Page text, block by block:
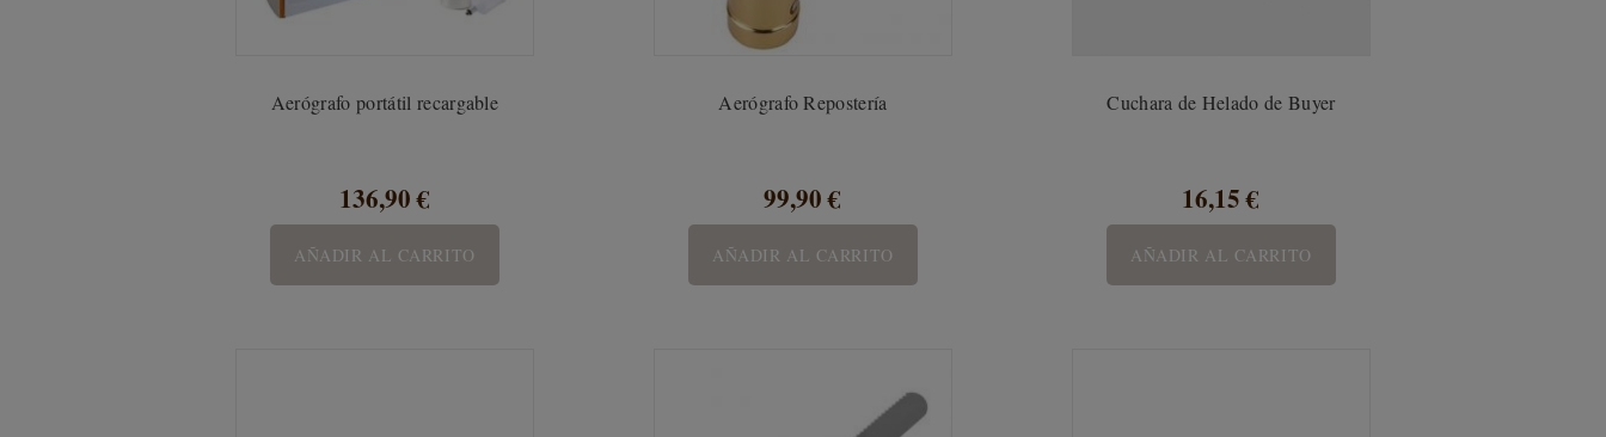
Aerógrafo portátil recargable
136,90 €
AÑADIR AL CARRITO
Aerógrafo Repostería
99,90 €
AÑADIR AL CARRITO
Cuchara de Helado de Buyer
16,15 €
AÑADIR AL CARRITO